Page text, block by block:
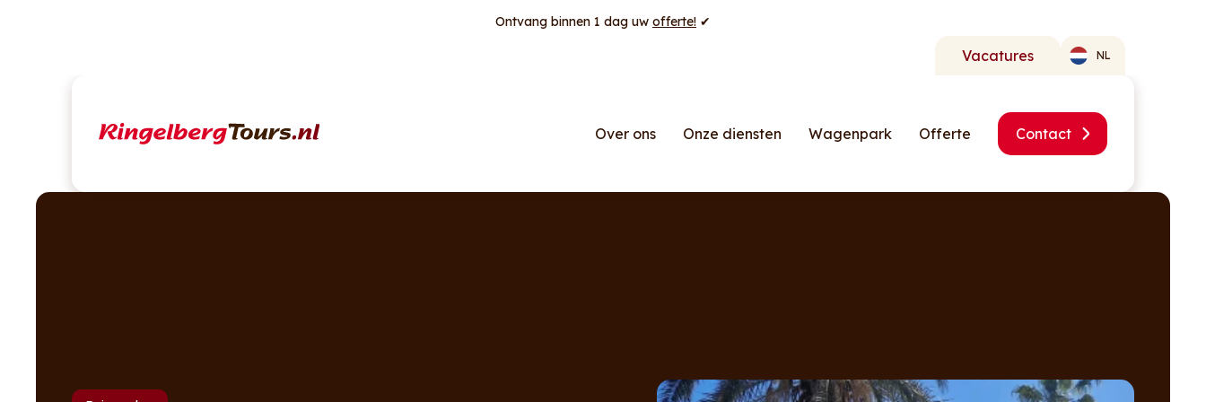
Ontvang binnen 1 dag uw offerte! ✔
Vacatures NL
Over ons Onze diensten Wagenpark Offerte Contact